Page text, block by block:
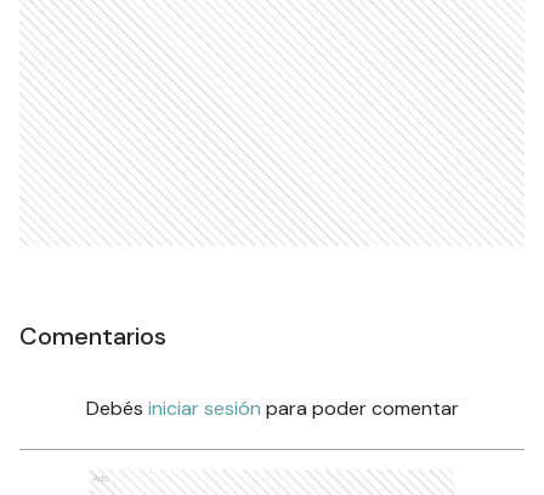
Comentarios
Debés iniciar sesión para poder comentar
Ads